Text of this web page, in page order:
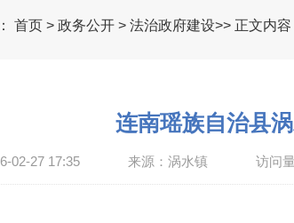
首页 > 政务公开 > 法治政府建设>> 正文内容
连南瑶族自治县
02-27 17:35 来源：涡水镇 访问